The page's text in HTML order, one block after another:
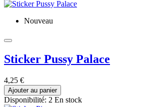
Nouveau
Sticker Pussy Palace
4,25 €
Ajouter au panier
Disponibilité: 2 En stock